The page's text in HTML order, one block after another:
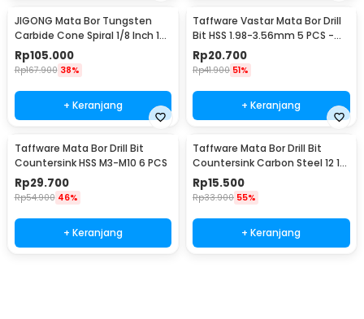
JIGONG Mata Bor Tungsten
Carbide Cone Spiral 1/8 Inch 10
PCS - JG8
Rp105.000
Rp167.900 38%
+ Keranjang
Taffware Vastar Mata Bor Drill
Bit HSS 1.98-3.56mm 5 PCS -
SV-VDB26
Rp20.700
Rp41.900 51%
+ Keranjang
Taffware Mata Bor Drill Bit
Countersink HSS M3-M10 6 PCS
Rp29.700
Rp54.900 46%
+ Keranjang
Taffware Mata Bor Drill Bit
Countersink Carbon Steel 12 16
19mm 3 PCS
Rp15.500
Rp33.900 55%
+ Keranjang